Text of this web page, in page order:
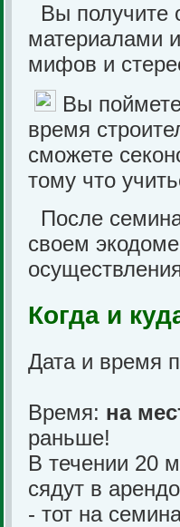
Вы получите
материалами
мифов и
Вы
время
сможете
тому что
После
своем
Когда и
Дата и время
Время: на
раньше!
В течении 20
сядут в
- тот на